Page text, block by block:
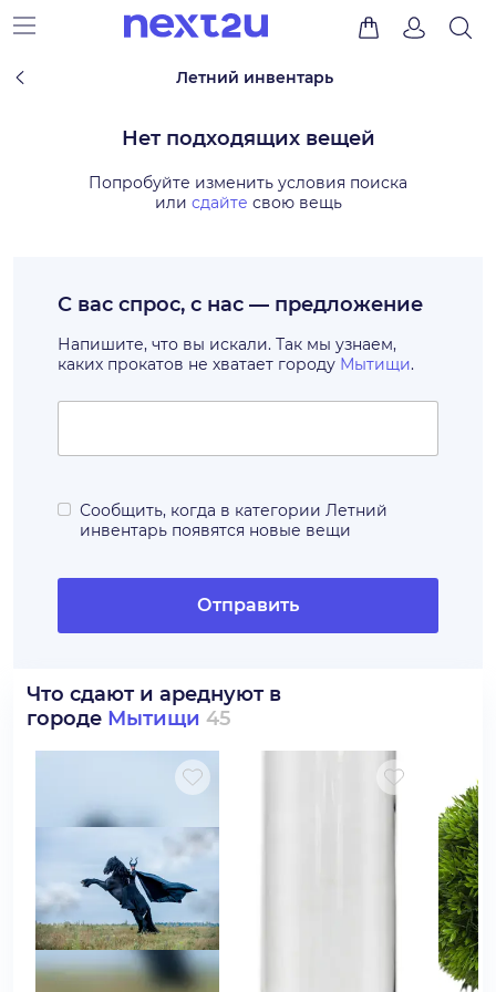
Летний инвентарь
Нет подходящих вещей
Попробуйте изменить условия поиска
или сдайте свою вещь
С вас спрос, с нас — предложение
Напишите, что вы искали. Так мы узнаем,
каких прокатов не хватает городу Мытищи.
Сообщить, когда в категории Летний
инвентарь появятся новые вещи
Отправить
Что сдают и ареднуют в
городе Мытищи 45